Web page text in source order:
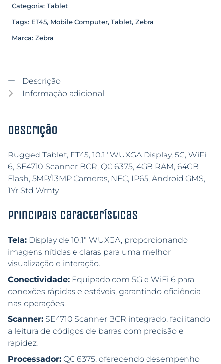
Categoria: Tablet
Tags: ET45, Mobile Computer, Tablet, Zebra
Marca: Zebra
Descrição
Informação adicional
Descrição
Rugged Tablet, ET45, 10.1″ WUXGA Display, 5G, WiFi
6, SE4710 Scanner BCR, QC 6375, 4GB RAM, 64GB
Flash, 5MP/13MP Cameras, NFC, IP65, Android GMS,
1Yr Std Wrnty
Principais características
Tela: Display de 10.1″ WUXGA, proporcionando
imagens nítidas e claras para uma melhor
visualização e interação.
Conectividade: Equipado com 5G e WiFi 6 para
conexões rápidas e estáveis, garantindo eficiência
nas operações.
Scanner: SE4710 Scanner BCR integrado, facilitando
a leitura de códigos de barras com precisão e
rapidez.
Processador: QC 6375, oferecendo desempenho